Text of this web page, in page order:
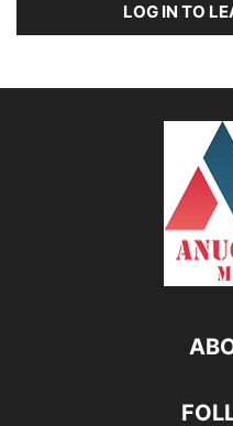
LOG IN TO